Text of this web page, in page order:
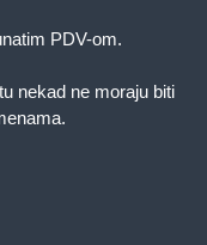
PDV-om.
nekad ne moraju biti